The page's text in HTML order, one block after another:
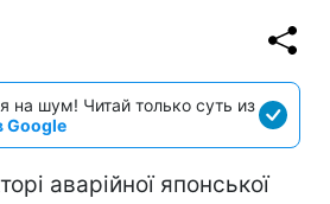
на шум! Читай только суть из
Google
аварійної японської